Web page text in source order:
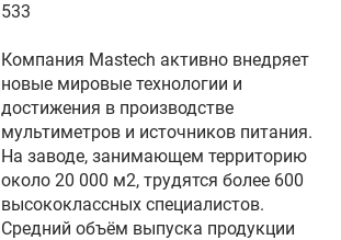
533
Компания Mastech активно внедряет
новые мировые технологии и
достижения в производстве
мультиметров и источников питания.
На заводе, занимающем территорию
около 20 000 м2, трудятся более 600
высококлассных специалистов.
Средний объём выпуска продукции